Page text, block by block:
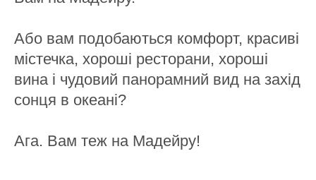
Або вам подобаються комфорт, красиві
містечка, хороші ресторани, хороші
вина і чудовий панорамний вид на захід
сонця в океані?
Ага. Вам теж на Мадейру!